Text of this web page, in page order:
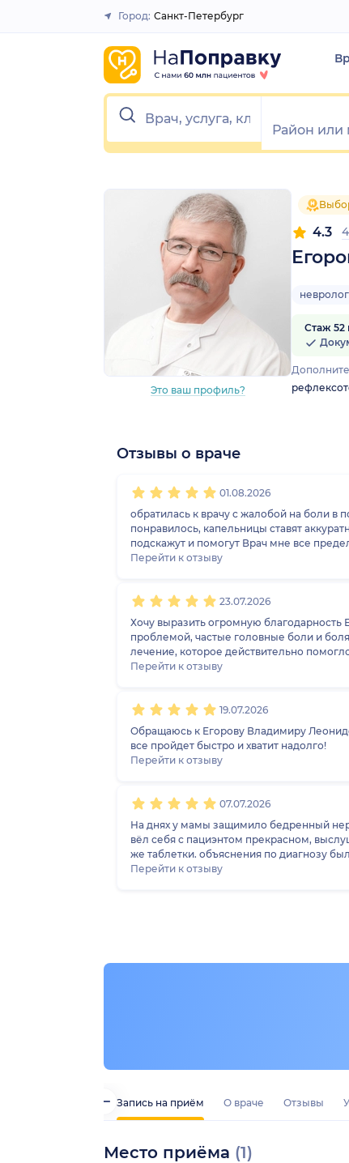
Закрыть
Город: Санкт-Петербург
Это ваш профиль?
4.3
невролог
Стаж 52
Запись на приём О враче Отзывы
Место приёма (1)
Отзывы о враче
01.08.2026
обратилась к врачу с жалобой на боли в
понравилось, капельницы ставят
подскажут и помогут Врач мне все предельно понятно разъяснил, отправил на сдачу определенных анализов и мрт Рекомендую данную клинику и именно
этого врача.
Перейти к отзыву
23.07.2026
Хочу выразить огромную
проблемой, частые головные боли и болями в спине. Врач внимательно выслушал, назначил только необходимые анализы и подобрал эффективное
лечение, которое действительно
Перейти к отзыву
19.07.2026
Обращаюсь к Егорову Владимиру
все пройдет быстро и хватит надолго!
Перейти к отзыву
07.07.2026
На днях у мамы защимило бедренный
вёл себя с пациэнтом прекрасном,
же таблетки. объяснения по диагнозу было
всем знакомым. Доктор очень хороший!
Перейти к отзыву